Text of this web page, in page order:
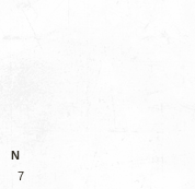
N
7